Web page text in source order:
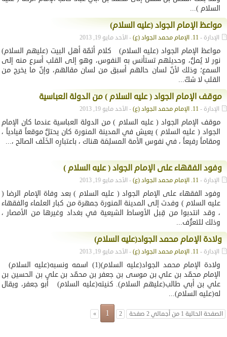
السلام )...
مواعظ الإمام الجواد (عليه السلام)
الإدارة -11. الإمام محمد الجواد (ع) - الأحد مايو 19, 2013
مواعظ الإمام الجواد (عليه السلام) كلام أئمّة أهل البيت (عليهم السلام)
نور لا يُملُّ، وحديثهم تستأنس به النفوس، وهو إلى القلب أسرع منه إلى
السمع؛ وذلك لأنّ لسان حالهم أسبق من لسان مقالهم، وإنّ ما يخرج من
القلب لا شكّ...
موقف الإمام الجواد ( عليه السلام ) من الدولة العباسية
الإدارة -11. الإمام محمد الجواد (ع) - الأحد مايو 19, 2013
موقف الإمام الجواد ( عليه السلام ) من الدولة العباسية عندما كان الإمام
الجواد ( عليه السلام ) يعيش في المدينة المنورة كان يحتلُّ موقعاً قيادياً ،
ومقاماً رفيعاً ، في نفوس الأمة المسلِمَة هناك ، باعتبارِه الخَلَف الصالح ،...
وفود الفقهاء على الإمام الجواد ( عليه السلام )
الإدارة -11. الإمام محمد الجواد (ع) - الأحد مايو 19, 2013
وفود الفقهاء على الإمام الجواد ( عليه السلام ) بعد وفاة الإمام الرضا (
عليه السلام ) وفدت إلى المدينة المنورة جمهرة من كبار العلماء والفقهاء
، وقد انتدبوا من قِبل الأوساط الشيعية في بغداد وغيرها من الأمصار ،
وذلك للتعرُّف...
ولادة الإمام محمد الجواد(عليه السلام)
الإدارة -11. الإمام محمد الجواد (ع) - الأحد مايو 19, 2013
ولادة الإمام محمد الجواد(عليه السلام)(1) اسمه ونسبه(عليه السلام)
الإمام محمّد بن علي بن موسى بن جعفر بن محمّد بن علي بن الحسين بن
علي بن أبي طالب(عليهم السلام). كنيته(عليه السلام) أبو جعفر، ويقال
له(عليه السلام)...
الصفحة الحالية 1 من أجمالي 2 صفحة 1 2
»